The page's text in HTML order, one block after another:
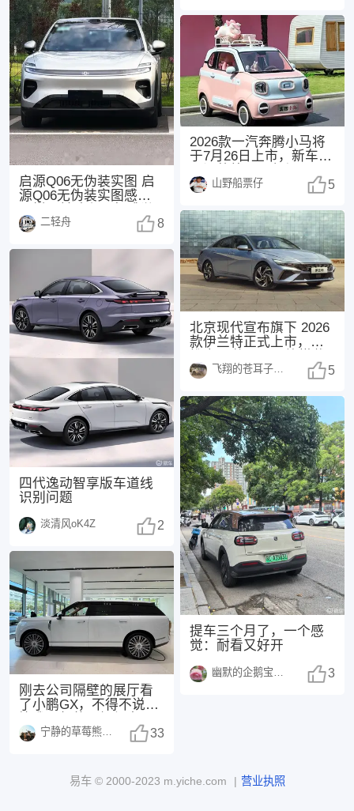
启源Q06无伪装实图 启
源Q06无伪装实图感觉怎
都不错，挺耐
二轻舟 8
四代逸动智享版车道线
识别问题
淡清风oK4Z 2
刚去公司隔壁的展厅看
了小鹏GX，不得不说，
在20多万这个价位
33
2026款一汽奔腾小马将
于7月26日上市，新车主
置。 参考现款
山野船票仔 5
北京现代宣布旗下 2026
款伊兰特正式上市，共
1.5
飞翔的苍耳子1438 5
提车三个月了，一个感
觉：耐看又好开
3
易车 © 2000-2023 m.yiche.com | 营业执照